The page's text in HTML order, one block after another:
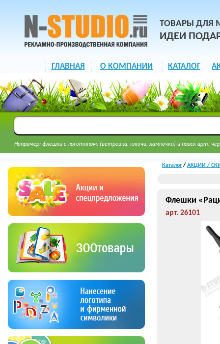
ТОВАРЫ ДЛЯ
ИДЕИ
ГЛАВНАЯ О КОМПАНИИ КАТАЛОГ
Например: флешки с логотипом, (ветровка, ключи, лампочка) и поиск арт.
Каталог/ АКЦИИ /
Флешки
арт. 26101